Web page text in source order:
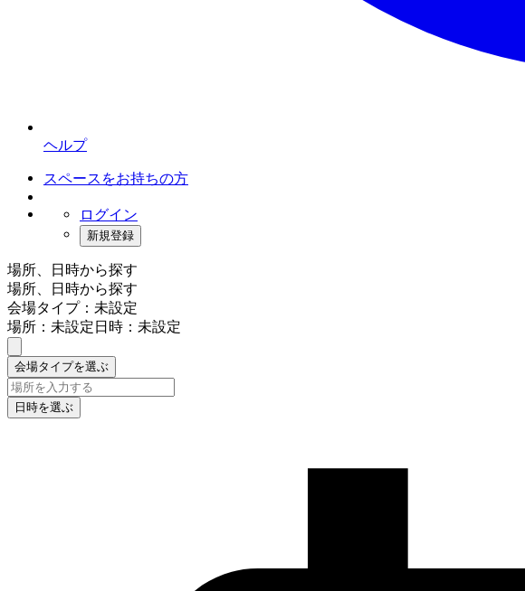
ヘルプ
スペースをお持ちの方
ログイン
新規登録
場所、日時から探す
場所、日時から探す
会場タイプ：未設定
場所：未設定日時：未設定
会場タイプを選ぶ
日時を選ぶ